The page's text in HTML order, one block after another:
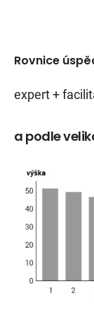
Rovnice
expert +
a podle